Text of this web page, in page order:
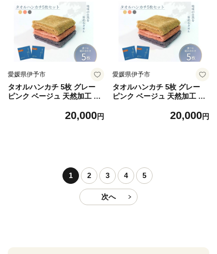
愛媛県伊予市
タオルハンカチ 5枚 グレー
ピンク ベージュ 天然加工 今
然を染めるタオル 河上工芸所
20,000円
愛媛県伊予市
タオルハンカチ 5枚 グレー
ピンク ベージュ 天然加工 今
然を染めるタオル 河上工芸所
20,000円
1 2 3 4 5
次へ